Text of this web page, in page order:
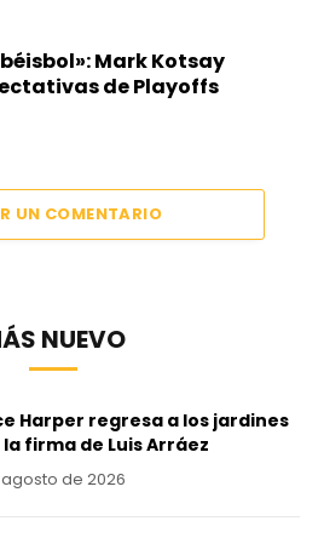
Mark Kotsay
de Playoffs
UN COMENTARIO
NUEVO
Harper regresa a los jardines
firma de Luis Arráez
de 2026